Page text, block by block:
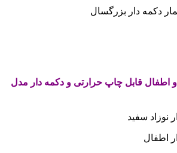
و اطفال قابل چاپ حرارتی و دکمه دار مدل